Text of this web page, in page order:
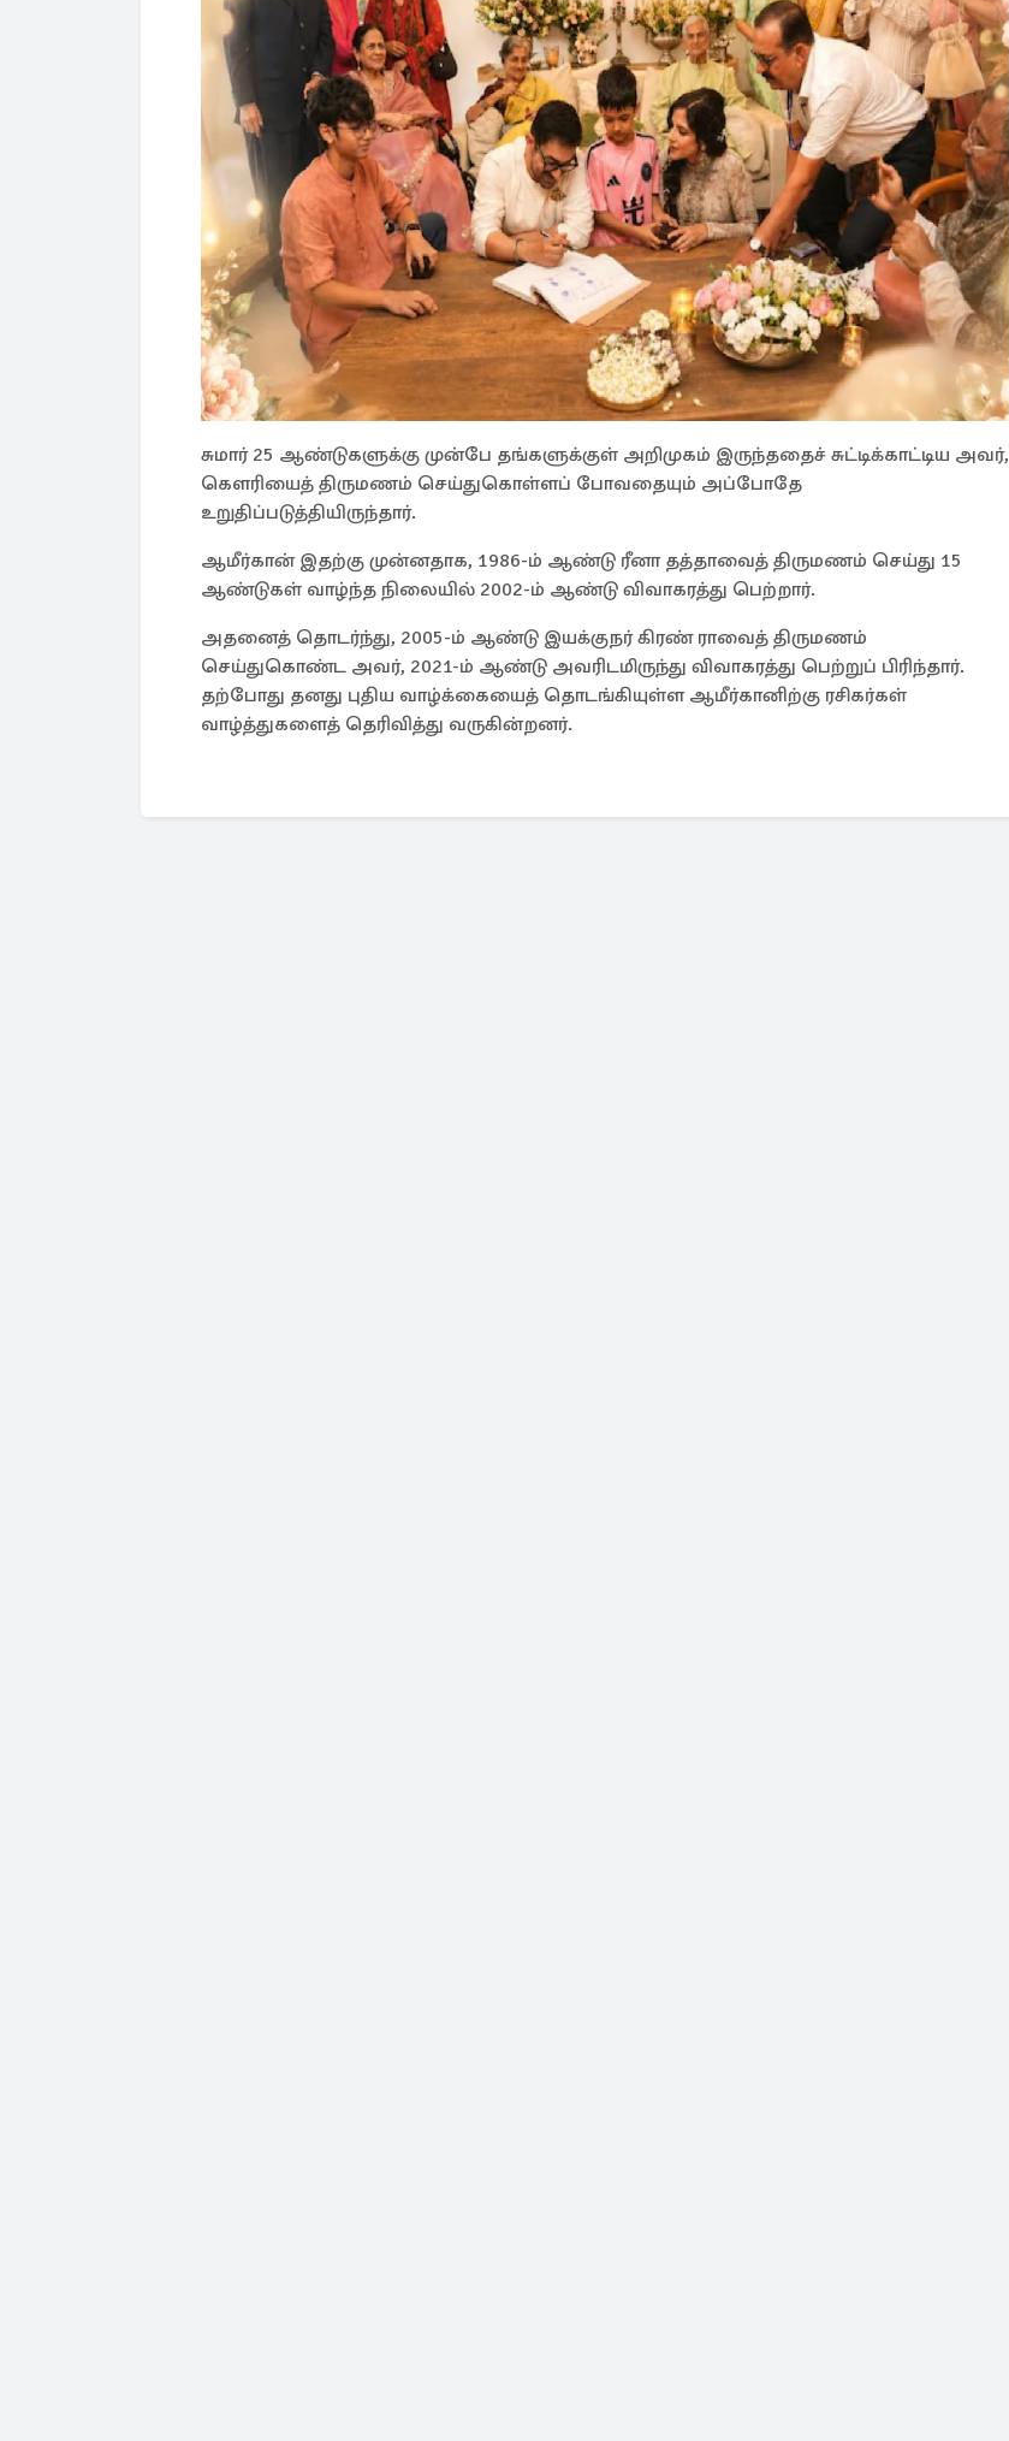
சுமார் 25 ஆண்டுகளுக்கு முன்பே தங்களுக்குள் அறிமுகம் இருந்ததைச் சுட்டிக்காட்டிய அவர்,
கௌரியைத் திருமணம் செய்துகொள்ளப் போவதையும் அப்போதே
உறுதிப்படுத்தியிருந்தார்.
ஆமீர்கான் இதற்கு முன்னதாக, 1986-ம் ஆண்டு ரீனா தத்தாவைத் திருமணம் செய்து 15
ஆண்டுகள் வாழ்ந்த நிலையில் 2002-ம் ஆண்டு விவாகரத்து பெற்றார்.
அதனைத் தொடர்ந்து, 2005-ம் ஆண்டு இயக்குநர் கிரண் ராவைத் திருமணம்
செய்துகொண்ட அவர், 2021-ம் ஆண்டு அவரிடமிருந்து விவாகரத்து பெற்றுப் பிரிந்தார்.
தற்போது தனது புதிய வாழ்க்கையைத் தொடங்கியுள்ள ஆமீர்கானிற்கு ரசிகர்கள்
வாழ்த்துகளைத் தெரிவித்து வருகின்றனர்.